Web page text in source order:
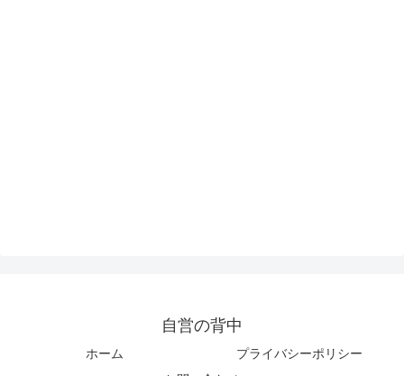
自営の背中
ホーム
プライバシーポリシー